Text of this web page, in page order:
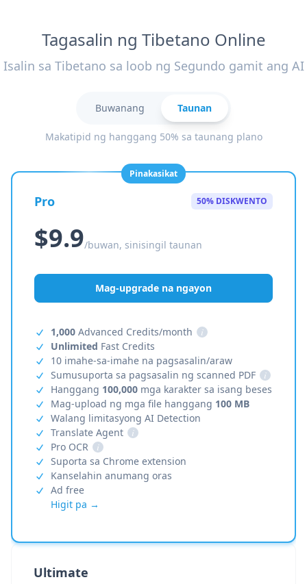
Tagasalin ng Tibetano Online
Isalin sa Tibetano sa loob ng Segundo gamit ang AI
Buwanang Taunan
Makatipid ng hanggang 50% sa taunang plano
Pinakasikat
Pro 50% DISKWENTO
$9.9/buwan, sinisingil taunan
Mag-upgrade na ngayon
1,000 Advanced Credits/month
i
Unlimited Fast Credits
10 imahe-sa-imahe na pagsasalin/araw
Sumusuporta sa pagsasalin ng scanned PDF
i
Hanggang 100,000 mga karakter sa isang beses
Mag-upload ng mga file hanggang 100 MB
Walang limitasyong AI Detection
Translate Agent
i
Pro OCR
i
Suporta sa Chrome extension
Kanselahin anumang oras
Ad free
Higit pa →
Ultimate